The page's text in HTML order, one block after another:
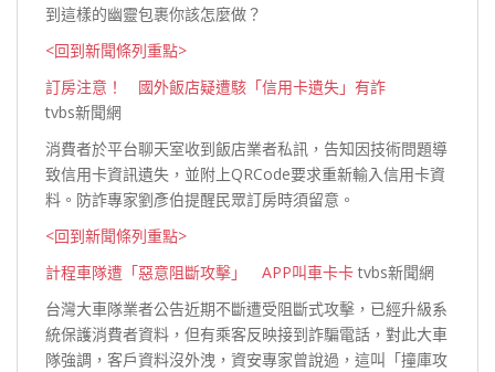
到這樣的幽靈包裹你該怎麼做？
<回到新聞條列重點>
訂房注意！ 國外飯店疑遭駭「信用卡遺失」有詐
tvbs新聞網
消費者於平台聊天室收到飯店業者私訊，告知因技術問題導
致信用卡資訊遺失，並附上QRCode要求重新輸入信用卡資
料。防詐專家劉彥伯提醒民眾訂房時須留意。
<回到新聞條列重點>
計程車隊遭「惡意阻斷攻擊」 APP叫車卡卡 tvbs新聞網
台灣大車隊業者公告近期不斷遭受阻斷式攻擊，已經升級系
統保護消費者資料，但有乘客反映接到詐騙電話，對此大車
隊強調，客戶資料沒外洩，資安專家曾說過，這叫「撞庫攻